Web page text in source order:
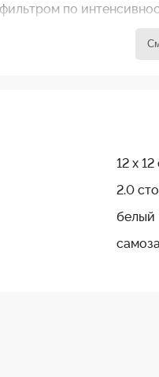
по
они имеют, по сути,
сми обработана для
12 х
2.0
белый